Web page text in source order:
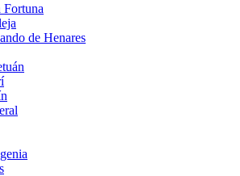
Fortuna
de Henares